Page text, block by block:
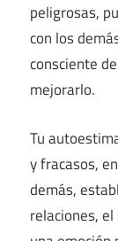
peligrosas,
con los
consciente
mejorarlo.
Tu
y fracasos,
demás,
relaciones,